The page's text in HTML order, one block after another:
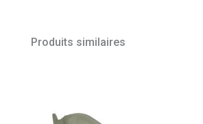
Produits similaires